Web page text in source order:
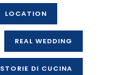
LOCATION
REAL WEDDING
STORIE DI CUCINA